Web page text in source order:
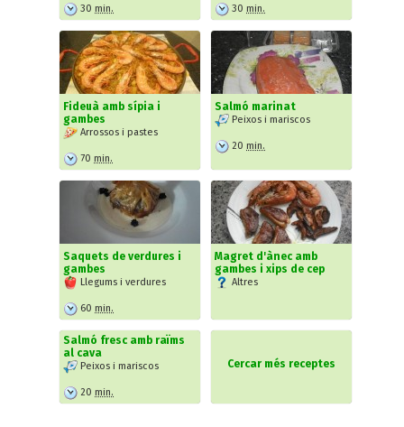
30 min. 30 min.
Fideuà amb sípia i
gambes
Arrossos i pastes
70 min.
Salmó marinat
Peixos i mariscos
20 min.
Saquets de verdures i
gambes
Llegums i verdures
60 min.
Magret d'ànec amb
gambes i xips de cep
Altres
Salmó fresc amb raïms
al cava
Peixos i mariscos
20 min.
Cercar més receptes